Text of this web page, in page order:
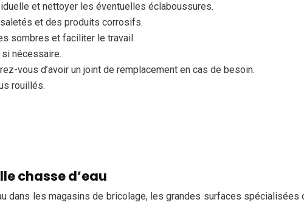
et nettoyer les éventuelles éclaboussures.
et des produits corrosifs.
sombres et faciliter le travail.
nécessaire.
vous d’avoir un joint de remplacement en cas de besoin.
rouillés.
chasse d’eau
dans les magasins de bricolage, les grandes surfaces